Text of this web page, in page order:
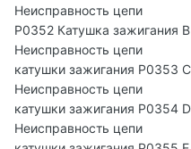
Неисправность цепи
P0352 Катушка зажигания
Неисправность цепи
катушки зажигания P0353
Неисправность цепи
катушки зажигания P0354
Неисправность цепи